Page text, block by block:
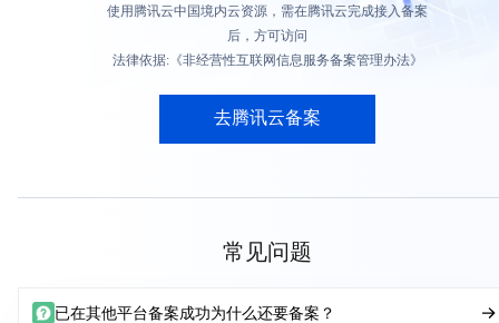
使用腾讯云中国境内云资源，需在腾讯云完成接入备案
后，方可访问
法律依据:《非经营性互联网信息服务备案管理办法》
去腾讯云备案
常见问题
已在其他平台备案成功为什么还要备案？